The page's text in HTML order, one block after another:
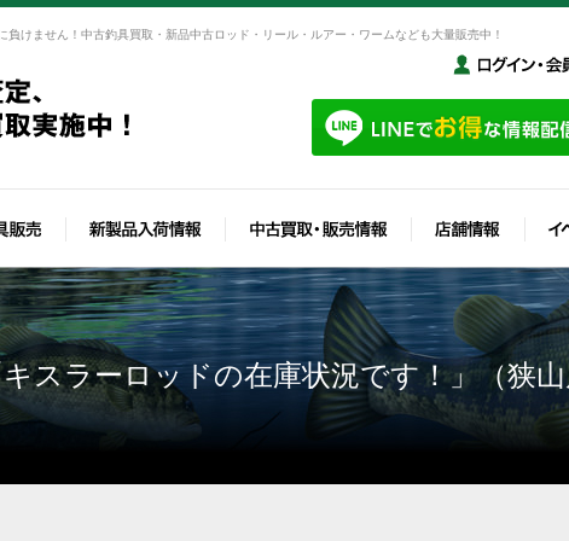
けません！中古釣具買取・新品中古ロッド・リール・ルアー・ワームなども大量販売中！
スラーロッドの在庫状況です！」（狭